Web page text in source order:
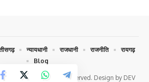
All Rights Reserved. Design by DEV
न्यायधानी राजधानी राजनीति
रायगढ़
Blog